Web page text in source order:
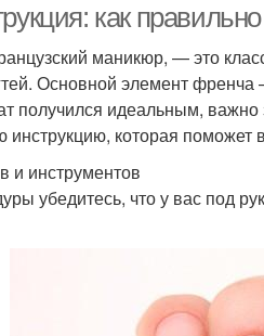
как
маникюр, — это
Основной элемент френча
получился идеальным, важно
которая поможет
и инструментов
убедитесь, что у вас под